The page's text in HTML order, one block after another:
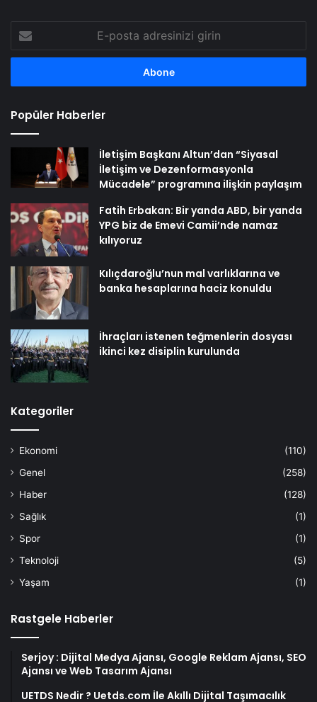
posta
adresinizi
Popüler Haberler
İletişim Başkanı Altun’dan “Siyasal
İletişim ve Dezenformasyonla
Mücadele” programına ilişkin paylaşım
Fatih Erbakan: Bir yanda ABD, bir yanda
YPG biz de Emevi Camii’nde namaz
kılıyoruz
Kılıçdaroğlu’nun mal varlıklarına ve
banka hesaplarına haciz konuldu
İhraçları istenen teğmenlerin dosyası
ikinci kez disiplin kurulunda
Kategoriler
Ekonomi
(110)
Genel
(258)
Haber
(128)
Sağlık
(1)
Spor
(1)
Teknoloji
(5)
Yaşam
(1)
Rastgele Haberler
Serjoy : Dijital Medya Ajansı, Google Reklam Ajansı, SEO
Ajansı ve Web Tasarım Ajansı
UETDS Nedir ? Uetds.com İle Akıllı Dijital Taşımacılık